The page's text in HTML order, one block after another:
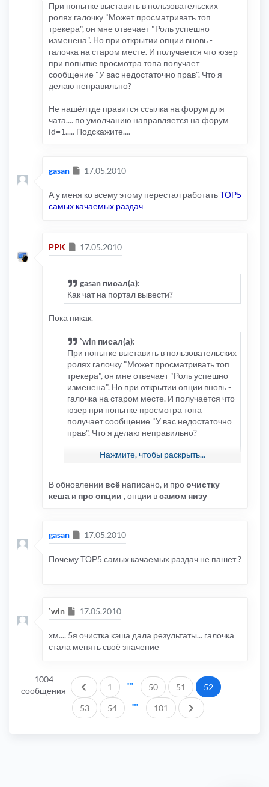
При попытке выставить в пользовательских
ролях галочку "Может просматривать топ
трекера", он мне отвечает "Роль успешно
изменена". Но при открытии опции вновь -
галочка на старом месте. И получается что юзер
при попытке просмотра топа получает
сообщение "У вас недостаточно прав". Что я
делаю неправильно?
Не нашёл где правится ссылка на форум для
чата.... по умолчанию направляется на форум
id=1..... Подскажите....
gasan Сообщение
17.05.2010
А у меня ко всему этому перестал работатьТОР5
самых качаемых раздач
PPK Сообщение
17.05.2010
gasan писал(а):
Как чат на портал вывести?
Пока никак.
`win писал(а):
При попытке выставить в пользовательских
ролях галочку "Может просматривать топ
трекера", он мне отвечает "Роль успешно
изменена". Но при открытии опции вновь -
галочка на старом месте. И получается что
юзер при попытке просмотра топа
получает сообщение "У вас недостаточно
прав". Что я делаю неправильно?
Не нашёл где правится ссылка на форум
Нажмите, чтобы раскрыть...
В обновлении всё написано, и проочистку
кеша и про опции , опции всамом низу
gasan Сообщение
17.05.2010
Почему ТОР5 самых качаемых раздач не пашет ?
`win Сообщение
17.05.2010
хм.... 5я очистка кэша дала результаты... галочка
стала менять своё значение
1004
сообщения
Пред.1 50 51 52
53 54 101 След.